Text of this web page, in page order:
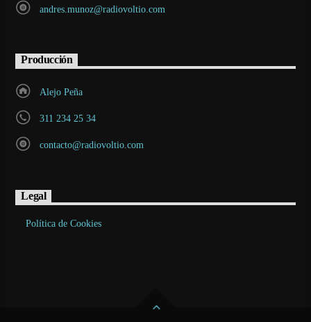
andres.munoz@radiovoltio.com
Producción
Alejo Peña
311 234 25 34
contacto@radiovoltio.com
Legal
Política de Cookies